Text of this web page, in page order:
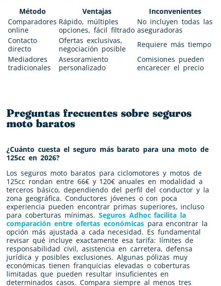
Método
Ventajas
Inconvenientes
Comparadores
online
Rápido, múltiples
opciones, fácil filtrado
No incluyen todas las
aseguradoras
Contacto
directo
Ofertas exclusivas,
negociación posible
Requiere más tiempo
Mediadores
tradicionales
Asesoramiento
personalizado
Comisiones pueden
encarecer el precio
Preguntas frecuentes sobre seguros
moto baratos
¿Cuánto cuesta el seguro más barato para una moto de
125cc en 2026?
Los seguros moto baratos para ciclomotores y motos de
125cc rondan entre 66€ y 120€ anuales en modalidad a
terceros básico, dependiendo del perfil del conductor y la
zona geográfica. Conductores jóvenes o con poca
experiencia pueden encontrar primas superiores, incluso
para coberturas mínimas. Seguros Adhoc facilita la
comparación entre ofertas económicaspara encontrar la
opción más ajustada a cada necesidad. Es fundamental
revisar qué incluye exactamente esa tarifa: límites de
responsabilidad civil, asistencia en carretera, defensa
jurídica y posibles exclusiones. Algunas pólizas muy
económicas tienen franquicias elevadas o coberturas
limitadas que pueden resultar insuficientes en
determinados casos. Compara siempre al menos tres